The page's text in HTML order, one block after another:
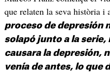
que relaten la seva història i
proceso de depresión
solapó junto a la serie,
causara la depresión,
venía de antes, lo que